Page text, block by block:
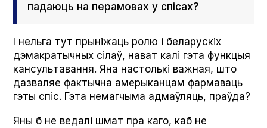
падаюць на перамовах у спісах?
І нельга тут прыніжаць ролю і беларускіх
дэмакратычных сілаў, нават калі гэта функцыя
кансультавання. Яна настолькі важная, што
дазваляе фактычна амерыканцам фармаваць
гэты спіс. Гэта немагчыма адмаўляць, праўда?
Яны б не ведалі шмат пра каго, каб не